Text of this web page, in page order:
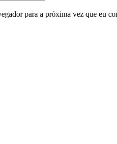
para a próxima vez que eu